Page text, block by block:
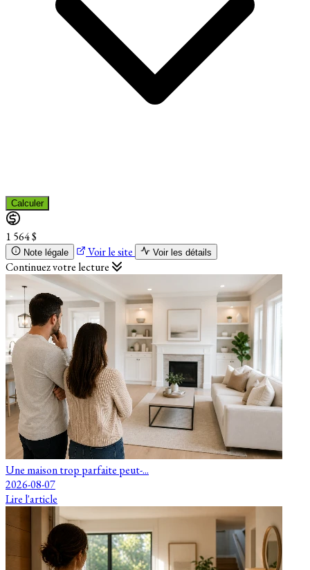
Calculer
1 564 $
Note légale Voir le site Voir les détails
Continuez votre lecture
Une maison trop parfaite peut-...
2026-08-07
Lire l'article